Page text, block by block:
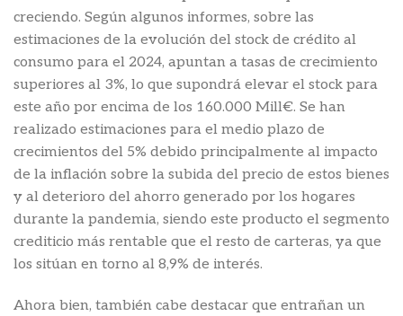
creciendo. Según algunos informes, sobre las
estimaciones de la evolución del stock de crédito al
consumo para el 2024, apuntan a tasas de crecimiento
superiores al 3%, lo que supondrá elevar el stock para
este año por encima de los 160.000 Mill€. Se han
realizado estimaciones para el medio plazo de
crecimientos del 5% debido principalmente al impacto
de la inflación sobre la subida del precio de estos bienes
y al deterioro del ahorro generado por los hogares
durante la pandemia, siendo este producto el segmento
crediticio más rentable que el resto de carteras, ya que
los sitúan en torno al 8,9% de interés.
Ahora bien, también cabe destacar que entrañan un